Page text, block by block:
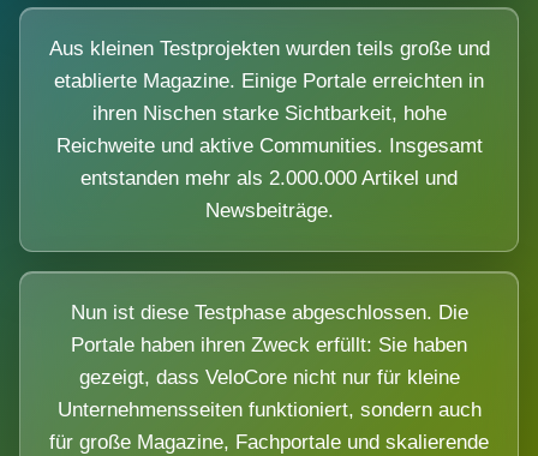
Aus kleinen Testprojekten wurden teils große und
etablierte Magazine. Einige Portale erreichten in
ihren Nischen starke Sichtbarkeit, hohe
Reichweite und aktive Communities. Insgesamt
entstanden mehr als 2.000.000 Artikel und
Newsbeiträge.
Nun ist diese Testphase abgeschlossen. Die
Portale haben ihren Zweck erfüllt: Sie haben
gezeigt, dass VeloCore nicht nur für kleine
Unternehmensseiten funktioniert, sondern auch
für große Magazine, Fachportale und skalierende